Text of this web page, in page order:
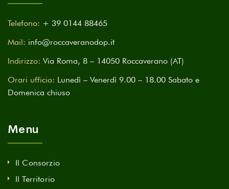
Telefono: + 39 0144 88465
Mail: info@roccaveranodop.it
Indirizzo: Via Roma, 8 – 14050 Roccaverano (AT)
Orari ufficio: Lunedì – Venerdì 9.00 – 18.00 Sabato e
Domenica chiuso
Menu
Il Consorzio
Il Territorio